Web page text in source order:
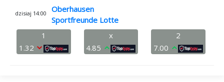
dzisiaj 14:00
Oberhausen
Sportfreunde Lotte
1
1.32
x
4.85
2
7.00